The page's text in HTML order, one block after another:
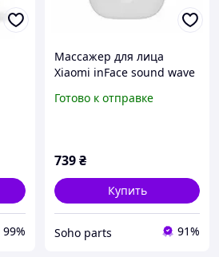
99%
Массажер для лица
Xiaomi inFace sound wave
Готово к отправке
739₴
Купить
Soho parts 91%